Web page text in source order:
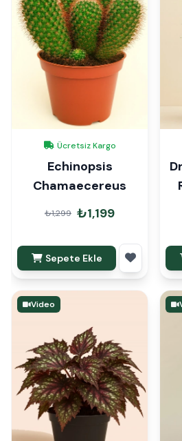
Ücretsiz Kargo
Echinopsis
Chamaecereus
₺1,299 ₺1,199
Sepete Ekle
Video